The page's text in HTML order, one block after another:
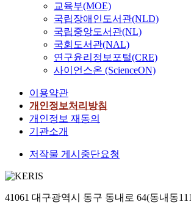
교육부(MOE)
국립장애인도서관(NLD)
국립중앙도서관(NL)
국회도서관(NAL)
연구윤리정보포털(CRE)
사이언스온 (ScienceON)
이용약관
개인정보처리방침
개인정보 재동의
기관소개
저작물 게시중단요청
41061 대구광역시 동구 동내로 64(동내동